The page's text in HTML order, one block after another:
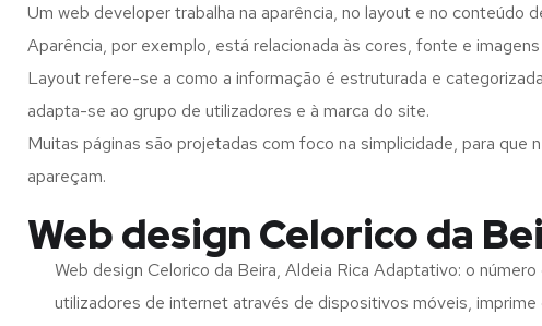
Um web developer trabalha na aparência, no layout e no conteúdo
Aparência, por exemplo, está relacionada às cores, fonte e imagens
Layout refere-se a como a informação é estruturada e
adapta-se ao grupo de utilizadores e à marca do site.
Muitas páginas são projetadas com foco na simplicidade, para
apareçam.
Web design Celorico da
Web design Celorico da Beira, Aldeia Rica Adaptativo: o
utilizadores de internet através de dispositivos móveis, imprime